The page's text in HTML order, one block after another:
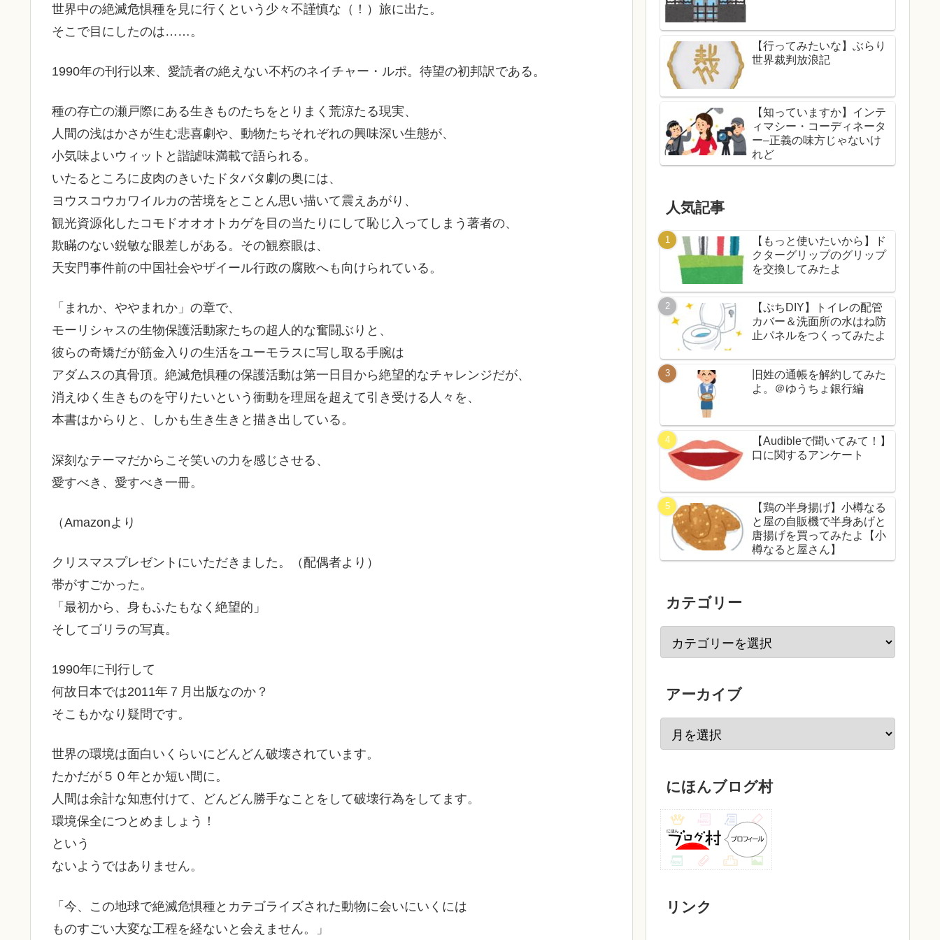
世界中の絶滅危惧種を見に行くという少々不謹慎な（！）旅に出た。
そこで目にしたのは……。
1990年の刊行以来、愛読者の絶えない不朽のネイチャー・ルポ。待望の初邦訳である。
種の存亡の瀬戸際にある生きものたちをとりまく荒涼たる現実、
人間の浅はかさが生む悲喜劇や、動物たちそれぞれの興味深い生態が、
小気味よいウィットと諧謔味満載で語られる。
いたるところに皮肉のきいたドタバタ劇の奥には、
ヨウスコウカワイルカの苦境をとことん思い描いて震えあがり、
観光資源化したコモドオオオトカゲを目の当たりにして恥じ入ってしまう著者の、
欺瞞のない鋭敏な眼差しがある。その観察眼は、
天安門事件前の中国社会やザイール行政の腐敗へも向けられている。
「まれか、ややまれか」の章で、
モーリシャスの生物保護活動家たちの超人的な奮闘ぶりと、
彼らの奇矯だが筋金入りの生活をユーモラスに写し取る手腕は
アダムスの真骨頂。絶滅危惧種の保護活動は第一日目から絶望的なチャレンジだが、
消えゆく生きものを守りたいという衝動を理屈を超えて引き受ける人々を、
本書はからりと、しかも生き生きと描き出している。
深刻なテーマだからこそ笑いの力を感じさせる、
愛すべき、愛すべき一冊。
（Amazonより
クリスマスプレゼントにいただきました。（配偶者より）
帯がすごかった。
「最初から、身もふたもなく絶望的」
そしてゴリラの写真。
1990年に刊行して
何故日本では2011年７月出版なのか？
そこもかなり疑問です。
世界の環境は面白いくらいにどんどん破壊されています。
たかだが５０年とか短い間に。
人間は余計な知恵付けて、どんどん勝手なことをして破壊行為をしてます。
環境保全につとめましょう！
という
ないようではありません。
「今、この地球で絶滅危惧種とカテゴライズされた動物に会いにいくには
ものすごい大変な工程を経ないと会えません。」
【行ってみたいな】ぶらり
世界裁判放浪記
【知っていますか】インテ
ィマシー・コーディネータ
ー–正義の味方じゃないけ
れど
人気記事
【もっと使いたいから】ド
クターグリップのグリップ
を交換してみたよ
【ぷちDIY】トイレの配管
カバー＆洗面所の水はね防
止パネルをつくってみたよ
旧姓の通帳を解約してみた
よ。＠ゆうちょ銀行編
【Audibleで聞いてみて！】
口に関するアンケート
【鶏の半身揚げ】小樽なる
と屋の自販機で半身あげと
唐揚げを買ってみたよ【小
樽なると屋さん】
カテゴリー
アーカイブ
にほんブログ村
リンク